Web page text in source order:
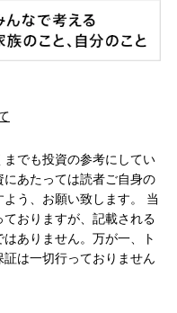
でも投資の参考にしてい
あたっては読者ご自身の
う、お願い致します。 当
おりますが、記載される
ありません。万が一、ト
は一切行っておりません